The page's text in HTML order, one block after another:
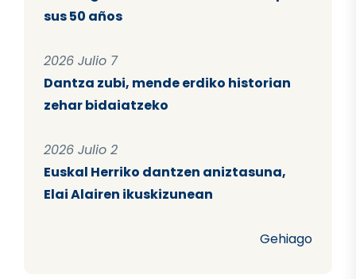
sus 50 años
2026 Julio 7
Dantza zubi, mende erdiko historian
zehar bidaiatzeko
2026 Julio 2
Euskal Herriko dantzen aniztasuna,
Elai Alairen ikuskizunean
Gehiago